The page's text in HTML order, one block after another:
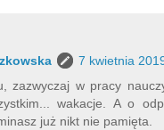
7 kwietnia
zazwyczaj w pracy
wakacje. A o
już nikt nie pamięta.